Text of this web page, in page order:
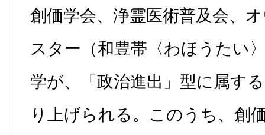
創価学会、浄霊医術普及会、
スター（和豊帯〈わほうたい
学が、「政治進出」型に属す
り上げられる。このうち、創